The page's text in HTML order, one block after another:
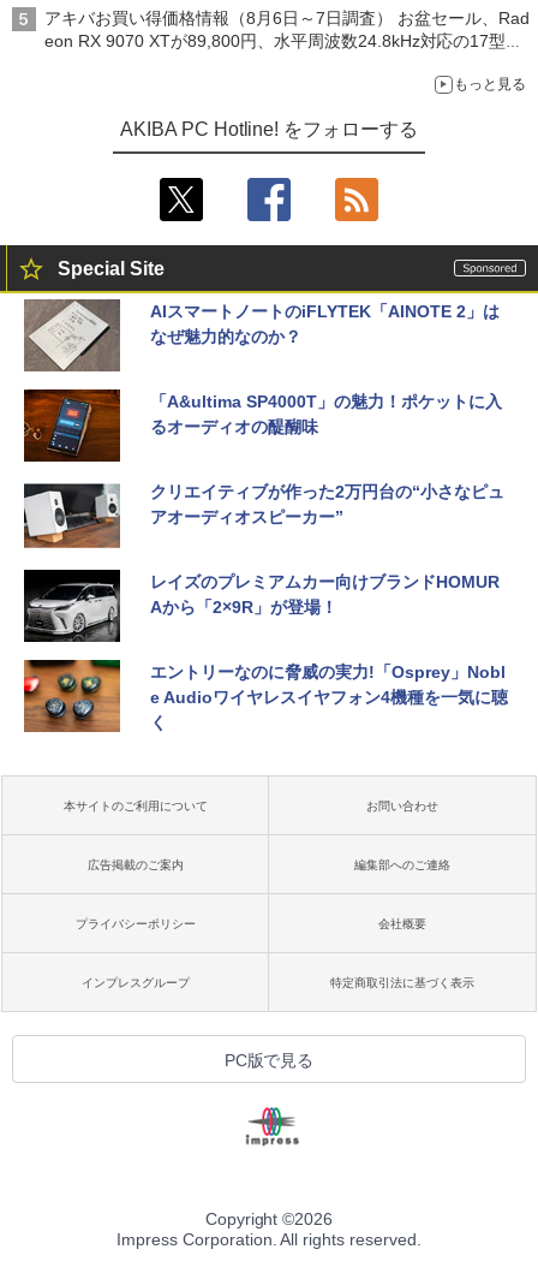
アキバお買い得価格情報（8月6日～7日調査） お盆セール、Rad
eon RX 9070 XTが89,800円、水平周波数24.8kHz対応の17型モ
もっと見る
AKIBA PC Hotline! をフォローする
Special Site
AIスマートノートのiFLYTEK「AINOTE 2」は
なぜ魅力的なのか？
「A&ultima SP4000T」の魅力！ポケットに入
るオーディオの醍醐味
クリエイティブが作った2万円台の“小さなピュ
アオーディオスピーカー”
レイズのプレミアムカー向けブランドHOMUR
Aから「2×9R」が登場！
エントリーなのに脅威の実力!「Osprey」Nobl
e Audioワイヤレスイヤフォン4機種を一気に聴
く
本サイトのご利用について お問い合わせ
広告掲載のご案内 編集部へのご連絡
プライバシーポリシー 会社概要
インプレスグループ 特定商取引法に基づく表示
PC版で見る
Copyright ©2026
Impress Corporation. All rights reserved.